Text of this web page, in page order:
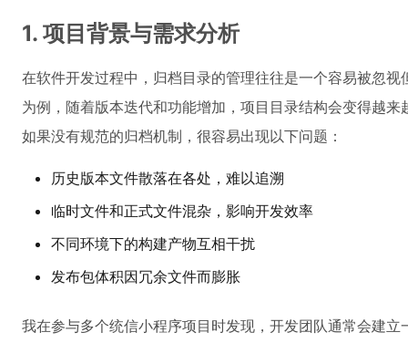
1. 项目背景与需求分析
在软件开发过程中，归档目录的管理往往是一个容易被忽
为例，随着版本迭代和功能增加，项目目录结构会变得越
如果没有规范的归档机制，很容易出现以下问题：
历史版本文件散落在各处，难以追溯
临时文件和正式文件混杂，影响开发效率
不同环境下的构建产物互相干扰
发布包体积因冗余文件而膨胀
我在参与多个统信小程序项目时发现，开发团队通常会建